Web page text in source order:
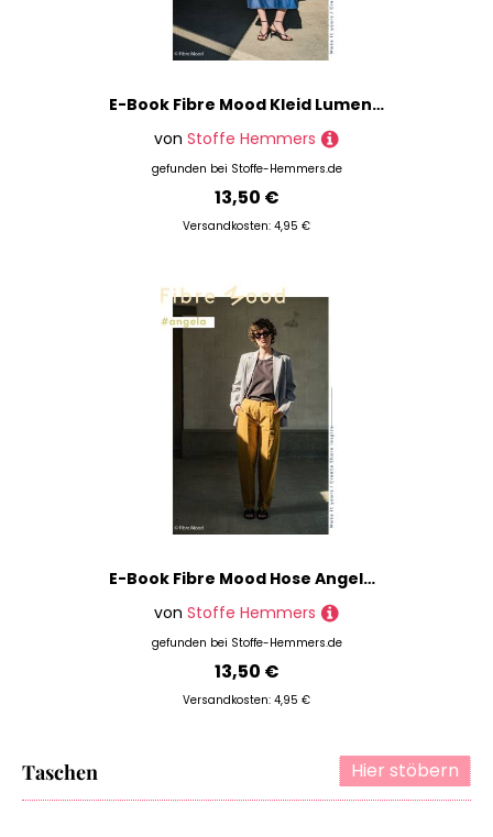
E-Book Fibre Mood Kleid Lumen Damen
von Stoffe Hemmers
gefunden bei Stoffe-Hemmers.de
13,50 €
Versandkosten: 4,95 €
E-Book Fibre Mood Hose Angela Damen
von Stoffe Hemmers
gefunden bei Stoffe-Hemmers.de
13,50 €
Versandkosten: 4,95 €
Hier stöbern
Taschen